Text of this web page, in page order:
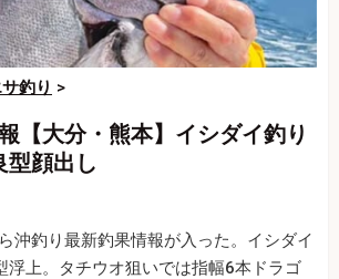
釣り >
【大分・熊本】イシダイ釣り
型顔出し
沖釣り最新釣果情報が入った。イシダイ
浮上。タチウオ狙いでは指幅6本ドラゴ